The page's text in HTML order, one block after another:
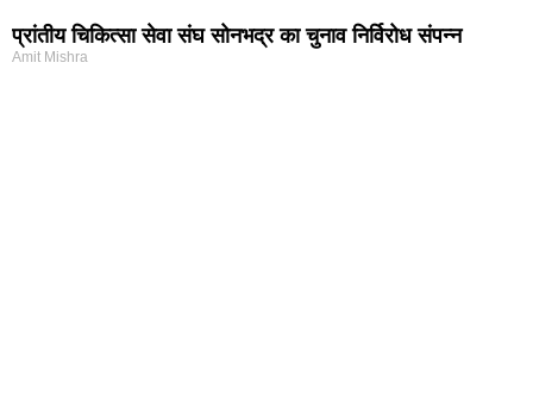
प्रांतीय चिकित्सा सेवा संघ सोनभद्र का चुनाव निर्विरोध संपन्न
Amit Mishra